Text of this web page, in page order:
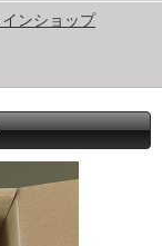
ンショップ